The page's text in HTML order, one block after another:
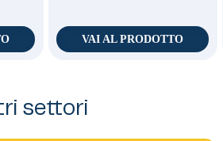
VAI AL PRODOTTO
settori